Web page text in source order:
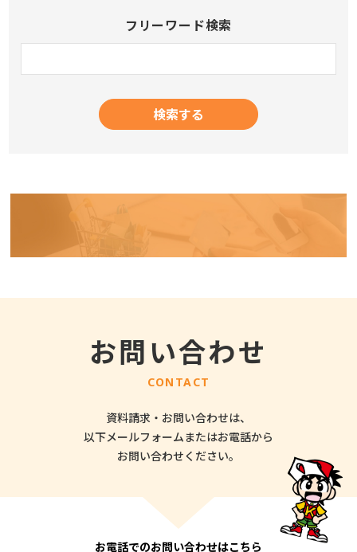
フリーワード検索
お問い合わせ
CONTACT
資料請求・お問い合わせは、
以下メールフォームまたはお電話から
お問い合わせください。
お電話でのお問い合わせはこちら